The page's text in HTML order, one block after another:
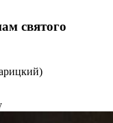
святого